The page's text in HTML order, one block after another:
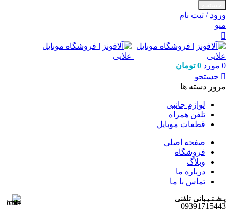
ورود / ثبت نام
منو
0 مورد 0 تومان
جستجو
مرور دسته ها
لوازم جانبی
تلفن همراه
قطعات موبایل
صفحه اصلی
فروشگاه
وبلاگ
درباره ما
تماس با ما
پـشـتـیـبانی تلفنی
09391715443